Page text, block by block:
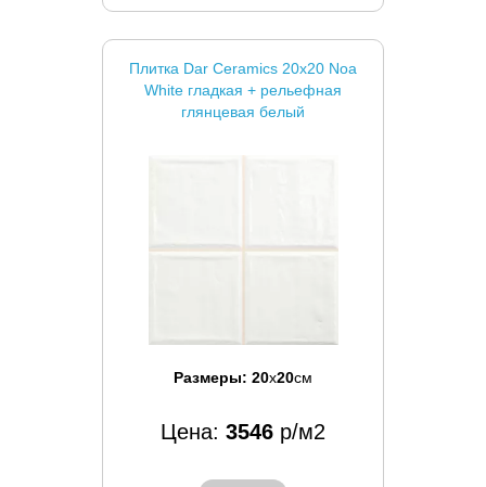
Плитка Dar Ceramics 20x20 Noa
White гладкая + рельефная
глянцевая белый
Размеры: 20x20см
Цена: 3546 р/м2